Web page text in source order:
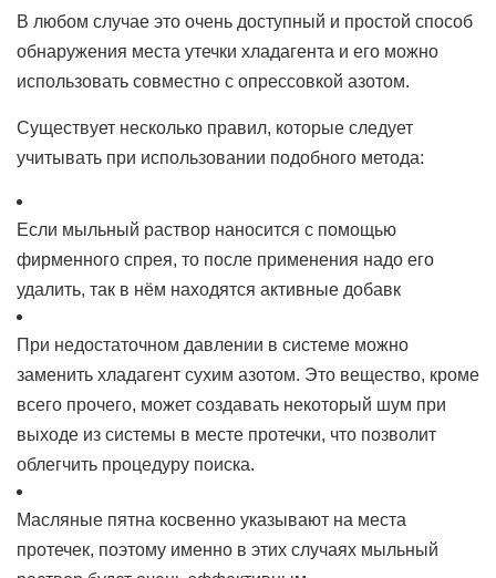
В любом случае это очень доступный и простой способ
обнаружения места утечки хладагента и его можно
использовать совместно с опрессовкой азотом.
Существует несколько правил, которые следует
учитывать при использовании подобного метода:
Если мыльный раствор наносится с помощью
фирменного спрея, то после применения надо его
удалить, так в нём находятся активные добавк
При недостаточном давлении в системе можно
заменить хладагент сухим азотом. Это вещество, кроме
всего прочего, может создавать некоторый шум при
выходе из системы в месте протечки, что позволит
облегчить процедуру поиска.
Масляные пятна косвенно указывают на места
протечек, поэтому именно в этих случаях мыльный